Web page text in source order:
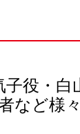
子役・
など様